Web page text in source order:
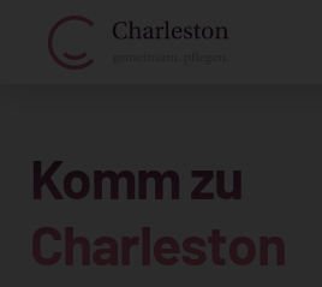
Komm zu
Charleston